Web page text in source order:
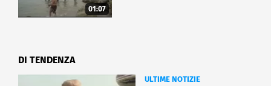
01:07
DI TENDENZA
ULTIME NOTIZIE